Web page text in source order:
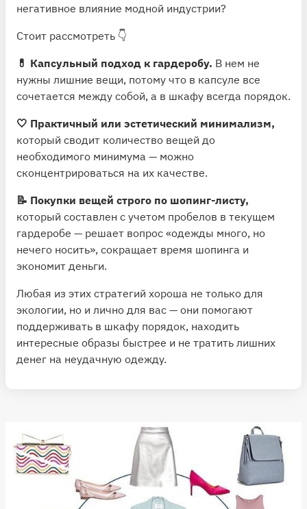
негативное влияние модной индустрии?
Стоит рассмотреть 👇
💊 Капсульный подход к гардеробу. В нем не
нужны лишние вещи, потому что в капсуле все
сочетается между собой, а в шкафу всегда порядок.
🤍 Практичный или эстетический минимализм,
который сводит количество вещей до
необходимого минимума — можно
сконцентрироваться на их качестве.
📝 Покупки вещей строго по шопинг-листу,
который составлен с учетом пробелов в текущем
гардеробе — решает вопрос «одежды много, но
нечего носить», сокращает время шопинга и
экономит деньги.
Любая из этих стратегий хороша не только для
экологии, но и лично для вас — они помогают
поддерживать в шкафу порядок, находить
интересные образы быстрее и не тратить лишних
денег на неудачную одежду.